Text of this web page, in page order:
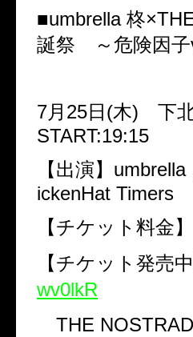
■umbrella 柊×
誕祭 ～危険因子
7月 25日 (木) 下
START:19:15
【出演】 umbrella
ickenHat Timers
【チケット料金
【チケット発
wv0lkR
THE